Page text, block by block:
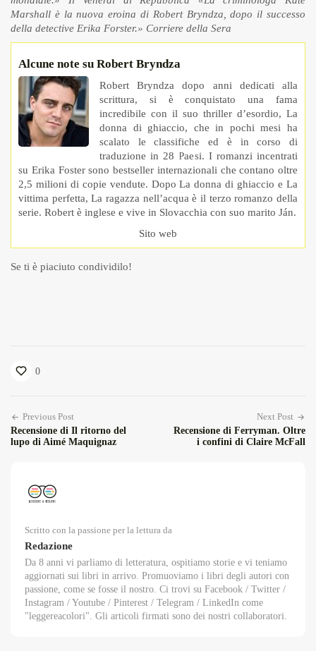
Marshall è la nuova eroina di Robert Bryndza, dopo il successo
della detective Erika Forster.» Corriere della Sera
Alcune note su Robert Bryndza
Robert Bryndza dopo anni dedicati alla
scrittura, si è conquistato una fama
incredibile con il suo thriller d’esordio, La
donna di ghiaccio, che in pochi mesi ha
scalato le classifiche ed è in corso di
traduzione in 28 Paesi. I romanzi incentrati
su Erika Foster sono bestseller internazionali che contano oltre
2,5 milioni di copie vendute. Dopo La donna di ghiaccio e La
vittima perfetta, La ragazza nell’acqua è il terzo romanzo della
serie. Robert è inglese e vive in Slovacchia con suo marito Ján.
Sito web
Se ti è piaciuto condividilo!
0
Previous Post
Recensione di Il ritorno del
lupo di Aimé Maquignaz
Next Post
Recensione di Ferryman. Oltre
i confini di Claire McFall
Scritto con la passione per la lettura da
Redazione
Da 8 anni vi parliamo di letteratura, ospitiamo storie e vi teniamo
aggiornati sui libri in arrivo. Promuoviamo i libri degli autori con
passione, come se fosse il nostro. Ci trovi su Facebook / Twitter /
Instagram / Youtube / Pinterest / Telegram / LinkedIn come
"leggereacolori". Gli articoli firmati sono dei nostri collaboratori.